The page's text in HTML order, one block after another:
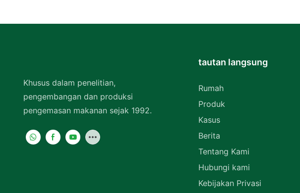
Khusus dalam penelitian,
pengembangan dan produksi
pengemasan makanan sejak 1992.
tautan langsung
Rumah
Produk
Kasus
Berita
Tentang Kami
Hubungi kami
Kebijakan Privasi